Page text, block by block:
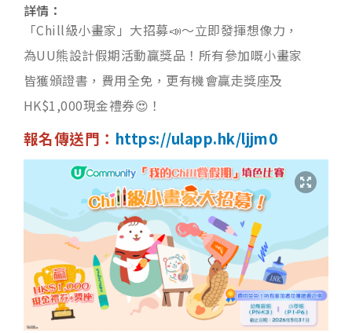
詳情：
「Chill級小畫家」大招募📣～立即發揮想像力，
為UU熊設計假期活動贏獎品！所有參加嘅小畫家
皆獲頒證書，費用全免，更有機會贏走獎座及
HK$1,000現金禮券😍！
報名傳送門： https://ulapp.hk/ljjm0